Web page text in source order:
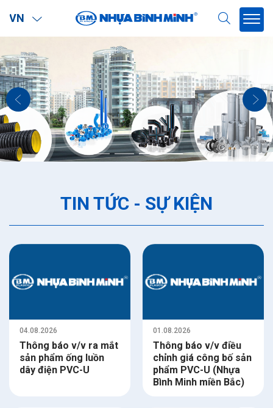
VN
TIN TỨC - SỰ KIỆN
04.08.2026
Thông báo v/v ra mắt
sản phẩm ống luồn
dây điện PVC-U
01.08.2026
Thông báo v/v điều
chỉnh giá công bố sản
phẩm PVC-U (Nhựa
Bình Minh miền Bắc)